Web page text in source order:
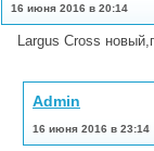
16 июня 2016 в 20:14
Largus Cross
Admin
16 июня 2016 в 23:14